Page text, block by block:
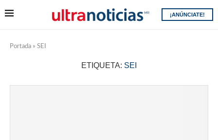
¡ANÚNCIATE!
Portada » SEI
ETIQUETA: SEI